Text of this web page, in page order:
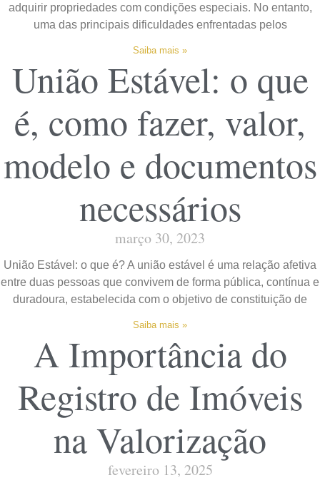
adquirir propriedades com condições especiais. No entanto,
uma das principais dificuldades enfrentadas pelos
Saiba mais »
União Estável: o que
é, como fazer, valor,
modelo e documentos
necessários
março 30, 2023
União Estável: o que é? A união estável é uma relação afetiva
entre duas pessoas que convivem de forma pública, contínua e
duradoura, estabelecida com o objetivo de constituição de
Saiba mais »
A Importância do
Registro de Imóveis
na Valorização
fevereiro 13, 2025